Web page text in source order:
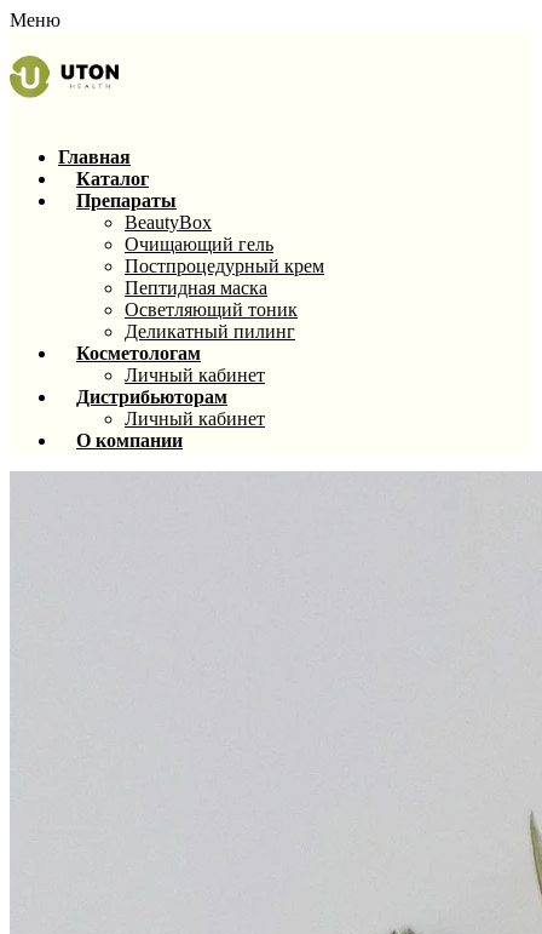
Меню
Главная
Каталог
Препараты
BeautyBox
Очищающий гель
Постпроцедурный крем
Пептидная маска
Осветляющий тоник
Деликатный пилинг
Косметологам
Личный кабинет
Дистрибьюторам
Личный кабинет
О компании